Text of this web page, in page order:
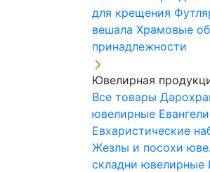
для крещения
вешала Храмовые
принадлежности
Ювелирная
Все товары
ювелирные
Евхаристические
Жезлы и посохи
складни ювелирные